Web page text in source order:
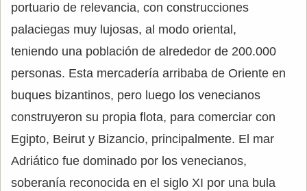
portuario de relevancia, con construcciones
palaciegas muy lujosas, al modo oriental,
teniendo una población de alrededor de 200.000
personas. Esta mercadería arribaba de Oriente en
buques bizantinos, pero luego los venecianos
construyeron su propia flota, para comerciar con
Egipto, Beirut y Bizancio, principalmente. El mar
Adriático fue dominado por los venecianos,
soberanía reconocida en el siglo XI por una bula